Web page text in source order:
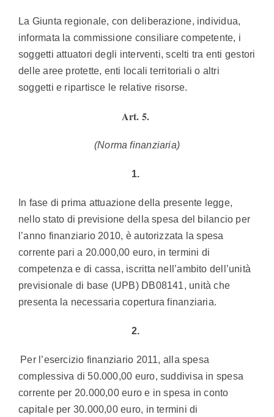
La Giunta regionale, con deliberazione, individua,
informata la commissione consiliare competente, i
soggetti attuatori degli interventi, scelti tra enti gestori
delle aree protette, enti locali territoriali o altri
soggetti e ripartisce le relative risorse.
Art. 5.
(Norma finanziaria)
1.
In fase di prima attuazione della presente legge,
nello stato di previsione della spesa del bilancio per
l’anno finanziario 2010, è autorizzata la spesa
corrente pari a 20.000,00 euro, in termini di
competenza e di cassa, iscritta nell’ambito dell’unità
previsionale di base (UPB) DB08141, unità che
presenta la necessaria copertura finanziaria.
2.
Per l’esercizio finanziario 2011, alla spesa
complessiva di 50.000,00 euro, suddivisa in spesa
corrente per 20.000,00 euro e in spesa in conto
capitale per 30.000,00 euro, in termini di